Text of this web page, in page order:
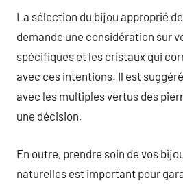
La sélection du bijou approprié
demande une considération sur
spécifiques et les cristaux qui
avec ces intentions. Il est
avec les multiples vertus des
une décision.
En outre, prendre soin de vos
naturelles est important pour